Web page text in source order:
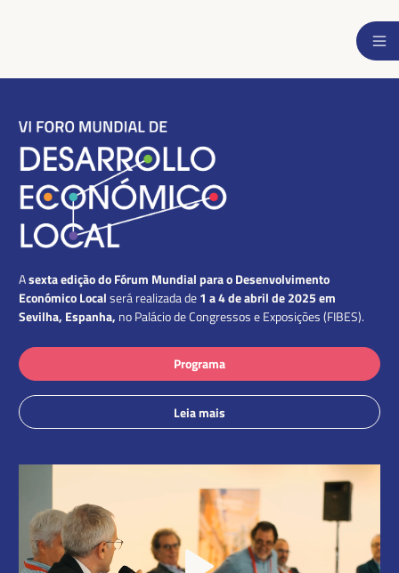
Asexta edição do Fórum Mundial para o Desenvolvimento
Económico Local será realizada de 1 a 4 de abril de 2025 em
Sevilha, Espanha, no Palácio de Congressos e Exposições (FIBES).
Programa
Leia mais